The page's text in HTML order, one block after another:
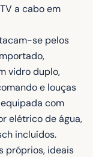
a cabo em
se pelos
vidro duplo,
e louças
com
elétrico de água,
incluídos.
próprios, ideais